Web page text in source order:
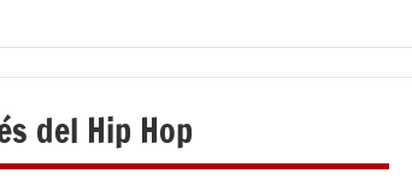
del Hip Hop